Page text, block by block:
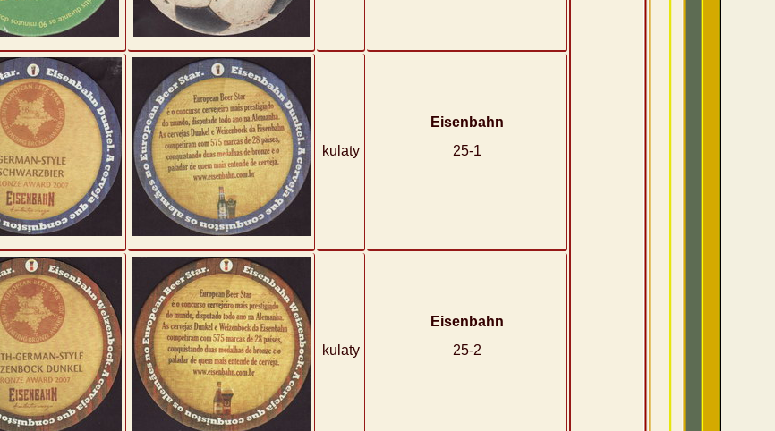
kulaty
Eisenbahn
25-1
kulaty
Eisenbahn
25-2